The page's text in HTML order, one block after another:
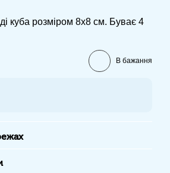
куба розміром 8х8 см. Буває 4
В бажання